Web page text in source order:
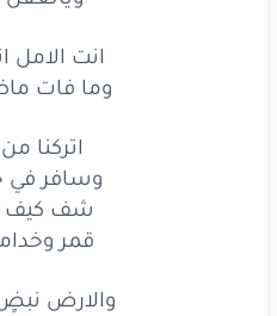
وسافروسافر
شف
قمر
واللهما
انت الامل
وما فات
اتركنا
وسافر في
شف كيف
قمر
والارض